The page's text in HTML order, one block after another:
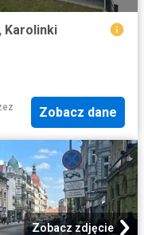
Karolinki
Zobacz dane
Zobacz zdjęcie